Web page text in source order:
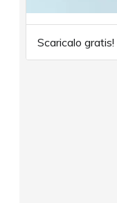
Scaricalo gratis!